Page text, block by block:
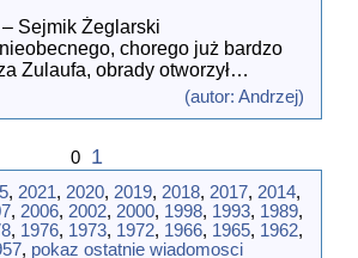
Sejmik Żeglarski
chorego już bardzo
Zulaufa, obrady otworzył
„Zasłużonego Pracownika
Kuchciński.
o turystyce, o materiałach do
Postulowano (Andrzej Bąk z
zgłosić Urzędowi Cen drożyznę
(autor: Andrzej)
0 1
,2021,2020,2019,2018,2017,2014,
, 2006, 2002, 2000, 1998, 1993, 1989,
, 1976, 1973, 1972, 1966, 1965, 1962,
, pokaz ostatnie wiadomosci